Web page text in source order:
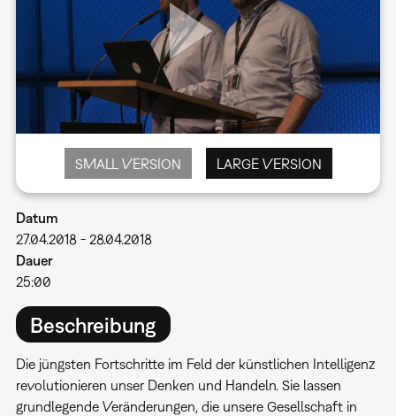
SMALL VERSION LARGE VERSION
Datum
27.04.2018- 28.04.2018
Dauer
25:00
Beschreibung
Die jüngsten Fortschritte im Feld der künstlichen Intelligenz
revolutionieren unser Denken und Handeln. Sie lassen
grundlegende Veränderungen, die unsere Gesellschaft in